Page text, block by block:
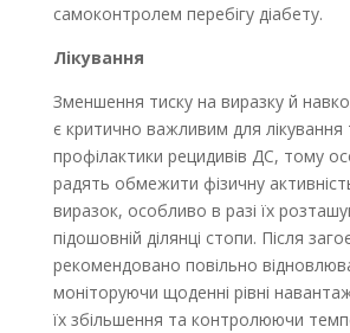
самоконтролем перебігу діабету.
Лікування
Зменшення тиску на виразку й
є критично важливим для лікування
профілактики рецидивів ДС, тому
радять обмежити фізичну
виразок, особливо в разі їх
підошовній ділянці стопи. Після
рекомендовано повільно
моніторуючи щоденні рівні
їх збільшення та контролюючи